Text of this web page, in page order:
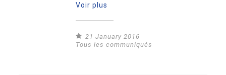
Voir plus
21 January 2016
Tous les communiqués